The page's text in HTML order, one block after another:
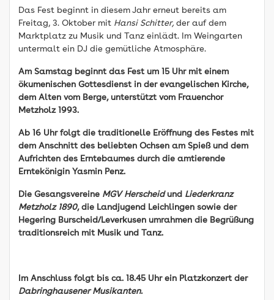
Das Fest beginnt in diesem Jahr erneut bereits am
Freitag, 3. Oktober mit Hansi Schitter, der auf dem
Marktplatz zu Musik und Tanz einlädt. Im Weingarten
untermalt ein DJ die gemütliche Atmosphäre.
Am Samstag beginnt das Fest um 15 Uhr mit einem
ökumenischen Gottesdienst in der evangelischen Kirche,
dem Alten vom Berge, unterstützt vom Frauenchor
Metzholz 1993.
Ab 16 Uhr folgt die traditionelle Eröffnung des Festes mit
dem Anschnitt des beliebten Ochsen am Spieß und dem
Aufrichten des Erntebaumes durch die amtierende
Erntekönigin Yasmin Penz.
Die Gesangsvereine MGV Herscheidund Liederkranz
Metzholz 1890, die Landjugend Leichlingen sowie der
Hegering Burscheid/Leverkusen umrahmen die Begrüßung
traditionsreich mit Musik und Tanz.
Im Anschluss folgt bis ca. 18.45 Uhr ein Platzkonzert der
Dabringhausener Musikanten.